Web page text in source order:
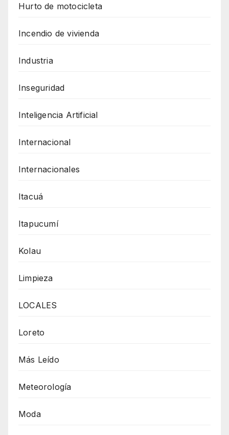
Hurto de motocicleta
Incendio de vivienda
Industria
Inseguridad
Inteligencia Artificial
Internacional
Internacionales
Itacuá
Itapucumí
Kolau
Limpieza
LOCALES
Loreto
Más Leído
Meteorología
Moda